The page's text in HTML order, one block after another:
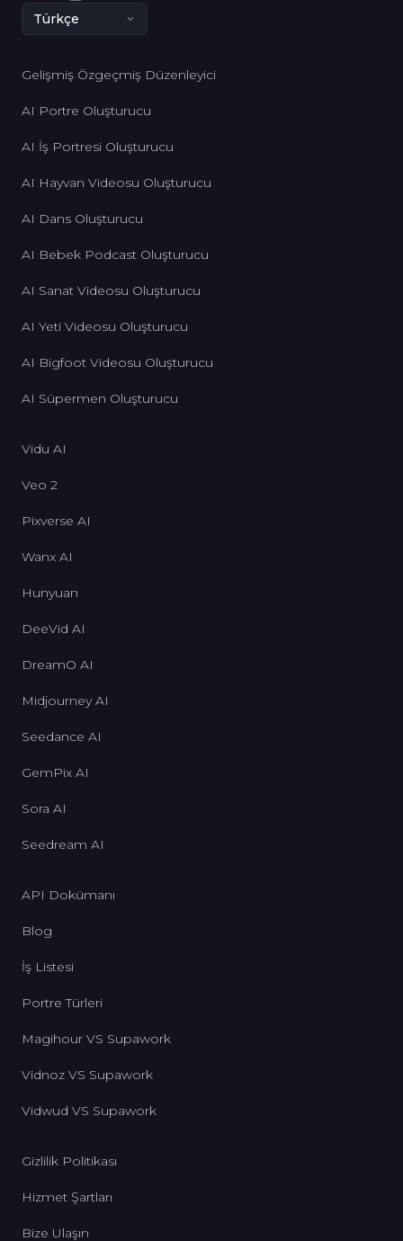
Türkçe
Gelişmiş Özgeçmiş Düzenleyici
AI Portre Oluşturucu
AI İş Portresi Oluşturucu
AI Hayvan Videosu Oluşturucu
AI Dans Oluşturucu
AI Bebek Podcast Oluşturucu
AI Sanat Videosu Oluşturucu
AI Yeti Videosu Oluşturucu
AI Bigfoot Videosu Oluşturucu
AI Süpermen Oluşturucu
Vidu AI
Veo 2
Pixverse AI
Wanx AI
Hunyuan
DeeVid AI
DreamO AI
Midjourney AI
Seedance AI
GemPix AI
Sora AI
Seedream AI
API Dokümanı
Blog
İş Listesi
Portre Türleri
Magihour VS Supawork
Vidnoz VS Supawork
Vidwud VS Supawork
Gizlilik Politikası
Hizmet Şartları
Bize Ulaşın